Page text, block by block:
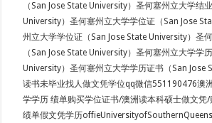
（San Jose State University）圣何塞州立大学结
University）圣何塞州立大学学位证（San Jose
州立大学学位证（San Jose State University）圣
（San Jose State University）圣何塞州立大学学
University）圣何塞州立大学学历证书（San Jose
读书未毕业找人做文凭学位qq微信551190476澳
学学历 绩单购买学位证书/澳洲读本科硕士做文凭
绩单假文凭学历